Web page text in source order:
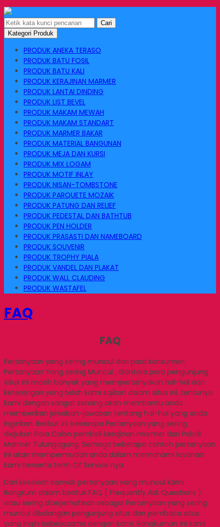
Cari
Kategori Produk
PRODUK ANEKA TERASO
PRODUK BATU FOSIL
PRODUK BATU KALI
PRODUK KERAJINAN MARMER
PRODUK LANTAI DINDING
PRODUK LIST BEVEL
PRODUK MAKAM MEWAH
PRODUK MAKAM STANDART
PRODUK MARMER BAKAR
PRODUK MATERIAL BANGUNAN
PRODUK MEJA DAN KURSI
PRODUK MIX LOGAM
PRODUK MOTIF INLAY
PRODUK NISAN-TOMBSTONE
PRODUK PARQUETE MOZAIK
PRODUK PATUNG DAN RELIEF
PRODUK PEDESTAL DAN BATHTUB
PRODUK PEN HOLDER
PRODUK PRASASTI DAN NAMEBOARD
PRODUK SOUVENIR
PRODUK TROPHY PIALA
PRODUK VANDEL DAN PLAKAT
PRODUK WALL CLAUDING
PRODUK WASTAFEL
FAQ
FAQ
Pertanyaan yang sering muncul dari para konsumen.
Pertanyaan Yang sering Muncul , diantara para pengunjung
situs ini masih banyak yang mempertanyakan hal-hal dan
keterangan yang telah kami sajikan dalam situs ini, tentunya
kami dengan sangat senang akan membantu anda
memberikan jawaban-jawaban tentang hal-hal yang anda
inginkan. Berikut ini beberapa Pertanyaan yang sering
diajukan Para Calon pembeli kerajinan marmer dari Pabrik
Marmer Tulungagung. Semoga beberapa contoh pertanyaan
ini akan mempermudah anda dalam memahami layanan
kami berserta term Of Service nya.
Dari kesekian banyak pertanyaan yang muncul kami
Rangkum dalam bentuk FAQ ( Frequently Ask Questions )
atau sering diterjemahkan sebagai Pertanyaan yang sering
muncul dikalangan pengunjung situs dan pembaca situs
yang ingin bekerjasama dengan kami. Rangkuman ini kami